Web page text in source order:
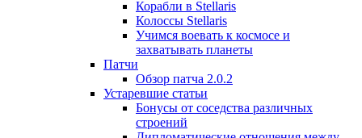
Корабли в Stellaris
Колоссы Stellaris
Учимся воевать к космосе и
захватывать планеты
Патчи
Обзор патча 2.0.2
Устаревшие статьи
Бонусы от соседства различных
строений